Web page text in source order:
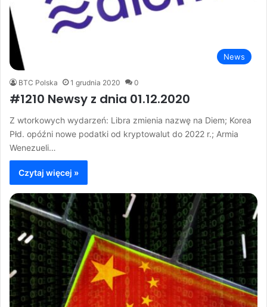
News
BTC Polska 1 grudnia 2020 0
#1210 Newsy z dnia 01.12.2020
Z wtorkowych wydarzeń: Libra zmienia nazwę na Diem; Korea
Płd. opóźni nowe podatki od kryptowalut do 2022 r.; Armia
Wenezueli…
Czytaj więcej »